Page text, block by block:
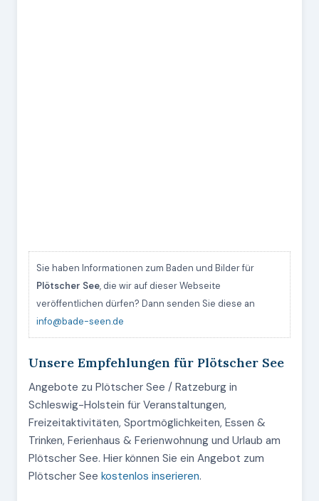
Sie haben Informationen zum Baden und Bilder für
Plötscher See, die wir auf dieser Webseite
veröffentlichen dürfen? Dann senden Sie diese an
info@bade-seen.de
Unsere Empfehlungen für Plötscher See
Angebote zu Plötscher See / Ratzeburg in
Schleswig-Holstein für Veranstaltungen,
Freizeitaktivitäten, Sportmöglichkeiten, Essen &
Trinken, Ferienhaus & Ferienwohnung und Urlaub am
Plötscher See. Hier können Sie ein Angebot zum
Plötscher See kostenlos inserieren.